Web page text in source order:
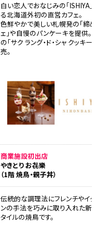
白い恋人でおなじみの「ISHIYA」
る北海道外初の直営カフェ。
色鮮やかで美しい札幌発の「締
ェ」や自慢のパンケーキを提供。
の「サク ラング・ド・シャ クッキー
売。
商業施設初出店
やきとり お㐂樂
（1階 焼鳥・親子丼）
伝統的な調理法にフレンチやイ
ンの手法を巧みに取り入れた新
タイルの焼鳥です。